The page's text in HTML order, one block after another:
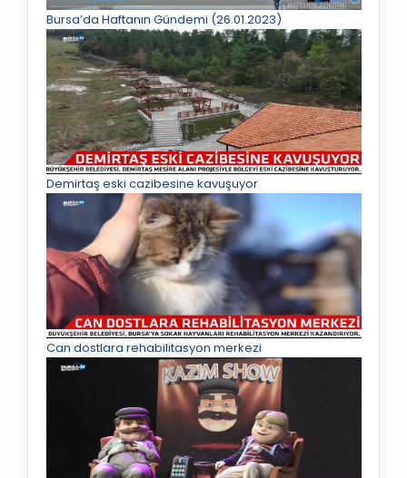
Bursa’da Haftanın Gündemi (26.01.2023)
Demirtaş eski cazibesine kavuşuyor
Can dostlara rehabilitasyon merkezi